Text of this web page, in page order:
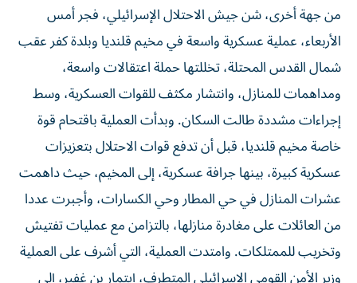
من جهة أخرى، شن جيش الاحتلال الإسرائيلي، فجر أمس
الأربعاء، عملية عسكرية واسعة في مخيم قلنديا وبلدة كفر عقب
شمال القدس المحتلة، تخللتها حملة اعتقالات واسعة،
ومداهمات للمنازل، وانتشار مكثف للقوات العسكرية، وسط
إجراءات مشددة طالت السكان. وبدأت العملية باقتحام قوة
خاصة مخيم قلنديا، قبل أن تدفع قوات الاحتلال بتعزيزات
عسكرية كبيرة، بينها جرافة عسكرية، إلى المخيم، حيث داهمت
عشرات المنازل في حي المطار وحي الكسارات، وأجبرت عددا
من العائلات على مغادرة منازلها، بالتزامن مع عمليات تفتيش
وتخريب للممتلكات. وامتدت العملية، التي أشرف على العملية